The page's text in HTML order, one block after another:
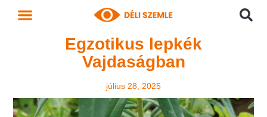
Egzotikus lepkék
Vajdaságban
július 28, 2025